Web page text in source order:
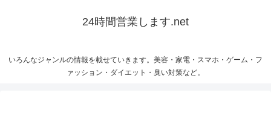
24時間営業します.net
いろんなジャンルの情報を載せていきます。美容・家電・スマホ・ゲーム・フ
ァッション・ダイエット・臭い対策など。